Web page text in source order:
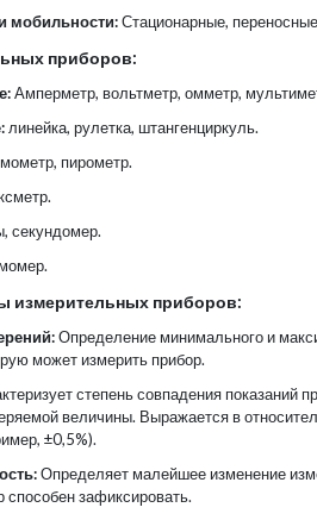
мобильности:Стационарные,
приборов:
Амперметр, вольтметр, омметр,
линейка, рулетка, штангенциркуль.
пирометр.
секундомер.
измерительных приборов:
Определение минимального и
может измерить прибор.
степень совпадения показаний
величины. Выражается в
±0,5%).
Определяет малейшее изменение
способен зафиксировать.